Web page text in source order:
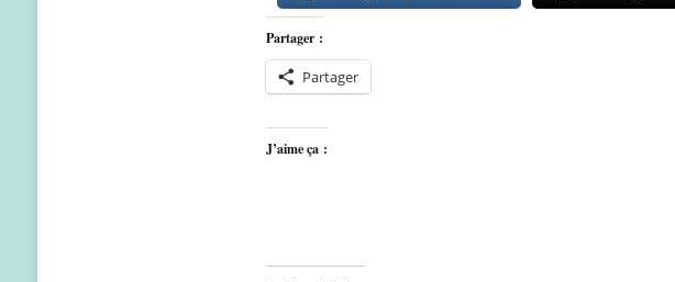
Partager :
Partager
J’aime ça :